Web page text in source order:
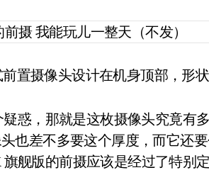
前置摄像头设计在机身顶部，形
惑，那就是这枚摄像头究竟有
也差不多要这个厚度，而它还
舰版的前摄应该是经过了特别